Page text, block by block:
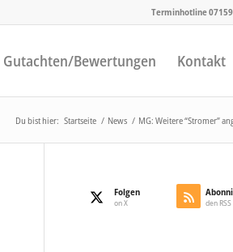
Terminhotline
Gutachten/Bewertungen Kontakt
Du bist hier: Startseite / News / MG: Weitere “Stromer”
Folgen
on X den